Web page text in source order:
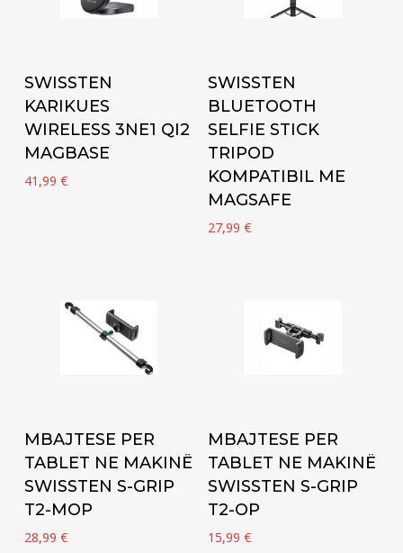
Add to cart
SWISSTEN
KARIKUES
WIRELESS 3NE1 QI2
MAGBASE
41,99 €
Add to cart
SWISSTEN
BLUETOOTH
SELFIE STICK
TRIPOD
KOMPATIBIL ME
MAGSAFE
27,99€
Add to cart
MBAJTESE PER
TABLET NE MAKINË
SWISSTEN S-GRIP
T2-MOP
28,99 €
Add to cart
MBAJTESE PER
TABLET NE MAKINË
SWISSTEN S-GRIP
T2-OP
15,99€